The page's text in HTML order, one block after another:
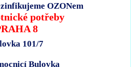
OZONem
potřeby
8
101/7
Bulovka